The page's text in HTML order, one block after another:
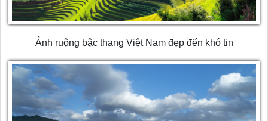
Ảnh ruộng bậc thang Việt Nam đẹp đến khó tin